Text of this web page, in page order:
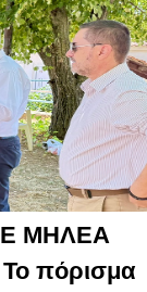
ΜΗΛΕΑ
πόρισμα